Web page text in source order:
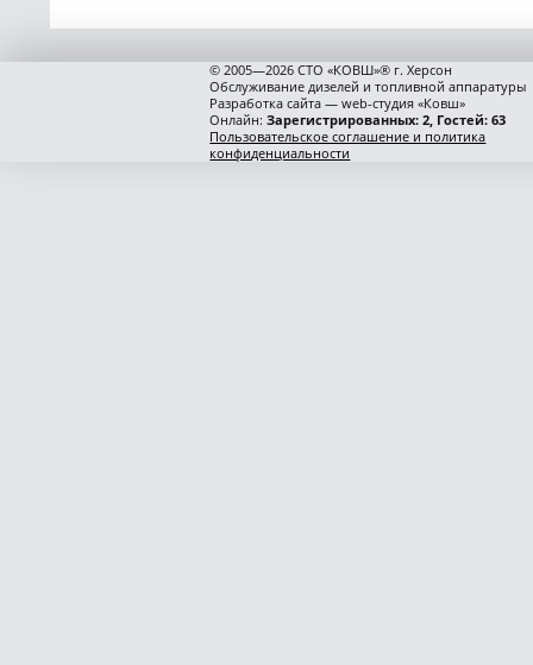
© 2005—2026 СТО «КОВШ»® г. Херсон
Обслуживание дизелей и топливной аппаратуры
Разработка сайта — web-студия «Ковш»
Онлайн:Зарегистрированных: 2, Гостей: 63
Пользовательское соглашение и политика
конфиденциальности